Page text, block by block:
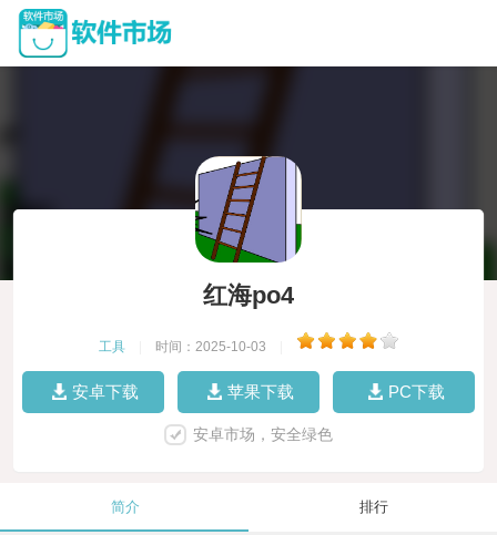
红海po4
工具 时间：2025-10-03
安卓下载 苹果下载 PC下载
安卓市场，安全绿色
简介 排行